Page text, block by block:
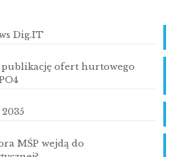
Dig.IT
publikację ofert hurtowego
MŚP wejdą do